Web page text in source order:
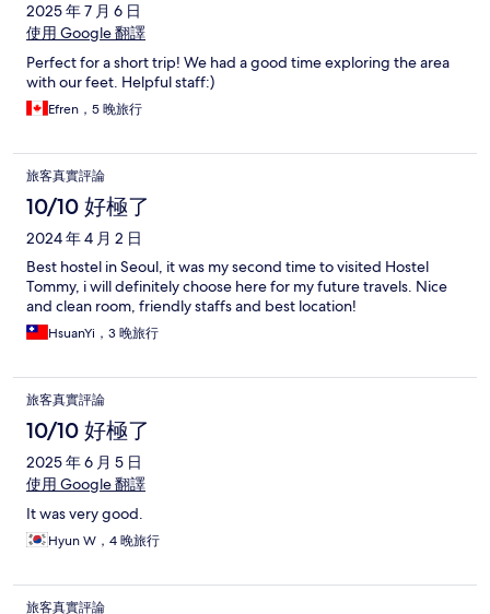
2025 年 7 月 6 日
使用 Google 翻譯
Perfect for a short trip! We had a good time exploring the area
with our feet. Helpful staff:)
Efren，5 晚旅行
旅客真實評論
10/10 好極了
2024 年 4 月 2 日
Best hostel in Seoul, it was my second time to visited Hostel
Tommy, i will definitely choose here for my future travels. Nice
and clean room, friendly staffs and best location!
HsuanYi，3 晚旅行
旅客真實評論
10/10 好極了
2025 年 6 月 5 日
使用 Google 翻譯
It was very good.
Hyun W，4 晚旅行
旅客真實評論